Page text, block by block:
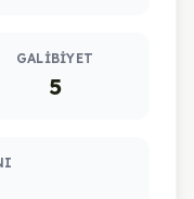
GALIBIYET
5